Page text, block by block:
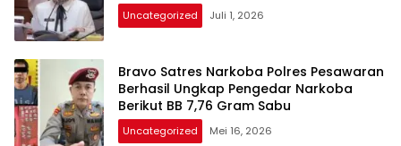
Uncategorized Juli 1, 2026
Bravo Satres Narkoba Polres Pesawaran
Berhasil Ungkap Pengedar Narkoba
Berikut BB 7,76 Gram Sabu
Uncategorized Mei 16, 2026